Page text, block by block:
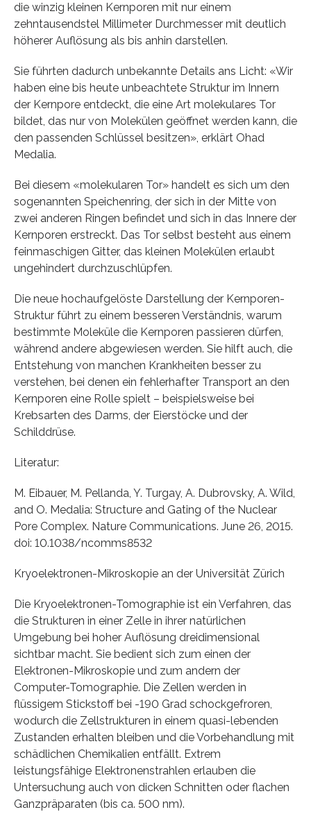
die winzig kleinen Kernporen mit nur einem
zehntausendstel Millimeter Durchmesser mit deutlich
höherer Auflösung als bis anhin darstellen.
Sie führten dadurch unbekannte Details ans Licht: «Wir
haben eine bis heute unbeachtete Struktur im Innern
der Kernpore entdeckt, die eine Art molekulares Tor
bildet, das nur von Molekülen geöffnet werden kann, die
den passenden Schlüssel besitzen», erklärt Ohad
Medalia.
Bei diesem «molekularen Tor» handelt es sich um den
sogenannten Speichenring, der sich in der Mitte von
zwei anderen Ringen befindet und sich in das Innere der
Kernporen erstreckt. Das Tor selbst besteht aus einem
feinmaschigen Gitter, das kleinen Molekülen erlaubt
ungehindert durchzuschlüpfen.
Die neue hochaufgelöste Darstellung der Kernporen-
Struktur führt zu einem besseren Verständnis, warum
bestimmte Moleküle die Kernporen passieren dürfen,
während andere abgewiesen werden. Sie hilft auch, die
Entstehung von manchen Krankheiten besser zu
verstehen, bei denen ein fehlerhafter Transport an den
Kernporen eine Rolle spielt – beispielsweise bei
Krebsarten des Darms, der Eierstöcke und der
Schilddrüse.
Literatur:
M. Eibauer, M. Pellanda, Y. Turgay, A. Dubrovsky, A. Wild,
and O. Medalia: Structure and Gating of the Nuclear
Pore Complex. Nature Communications. June 26, 2015.
doi: 10.1038/ncomms8532
Kryoelektronen-Mikroskopie an der Universität Zürich
Die Kryoelektronen-Tomographie ist ein Verfahren, das
die Strukturen in einer Zelle in ihrer natürlichen
Umgebung bei hoher Auflösung dreidimensional
sichtbar macht. Sie bedient sich zum einen der
Elektronen-Mikroskopie und zum andern der
Computer-Tomographie. Die Zellen werden in
flüssigem Stickstoff bei -190 Grad schockgefroren,
wodurch die Zellstrukturen in einem quasi-lebenden
Zustanden erhalten bleiben und die Vorbehandlung mit
schädlichen Chemikalien entfällt. Extrem
leistungsfähige Elektronenstrahlen erlauben die
Untersuchung auch von dicken Schnitten oder flachen
Ganzpräparaten (bis ca. 500 nm).